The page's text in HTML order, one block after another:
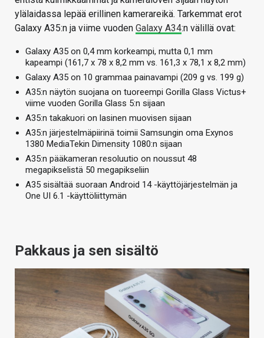
ylälaidassa lepää erillinen kamerareikä. Tarkemmat erot
Galaxy A35:n ja viime vuoden Galaxy A34:n välillä ovat:
Galaxy A35 on 0,4 mm korkeampi, mutta 0,1 mm
kapeampi (161,7 x 78 x 8,2 mm vs. 161,3 x 78,1 x 8,2 mm)
Galaxy A35 on 10 grammaa painavampi (209 g vs. 199 g)
A35:n näytön suojana on tuoreempi Gorilla Glass Victus+
viime vuoden Gorilla Glass 5:n sijaan
A35:n takakuori on lasinen muovisen sijaan
A35:n järjestelmäpiirinä toimii Samsungin oma Exynos
1380 MediaTekin Dimensity 1080:n sijaan
A35:n pääkameran resoluutio on noussut 48
megapikselistä 50 megapikseliin
A35 sisältää suoraan Android 14 -käyttöjärjestelmän ja
One UI 6.1 -käyttöliittymän
Pakkaus ja sen sisältö